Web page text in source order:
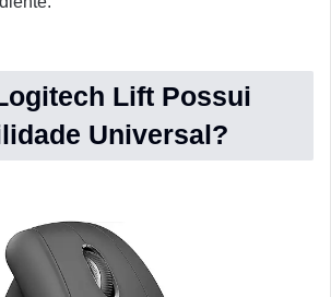
Lift Possui
Universal?